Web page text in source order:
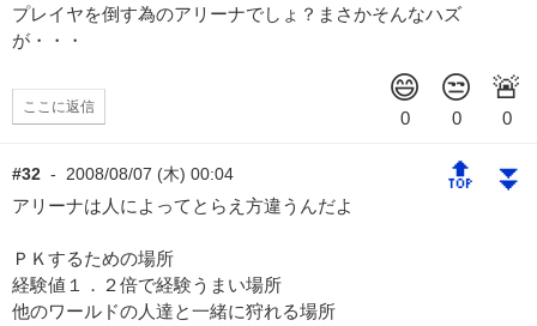
プレイヤを倒す為のアリーナでしょ？まさかそんなハズ
が・・・
ここに返信
#32 - 2008/08/07 (木) 00:04 🔝 ⏬
アリーナは人によってとらえ方違うんだよ
ＰＫするための場所
経験値１．２倍で経験うまい場所
他のワールドの人達と一緒に狩れる場所